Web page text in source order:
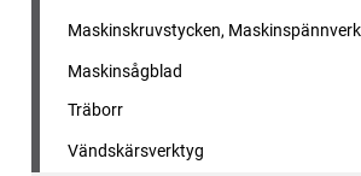
Maskinskruvstycken,
Maskinsågblad
Träborr
Vändskärsverktyg